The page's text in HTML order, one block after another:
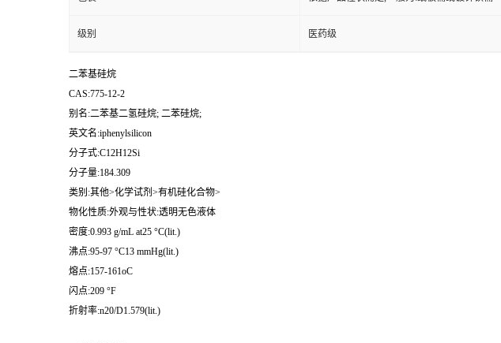
级别 医药级
二苯基硅烷
CAS:775-12-2
别名:二苯基二氢硅烷; 二苯硅烷;
英文名:iphenylsilicon
分子式:C12H12Si
分子量:184.309
类别:其他>化学试剂>有机硅化合物>
物化性质:外观与性状:透明无色液体
密度:0.993 g/mL at25 °C(lit.)
沸点:95-97 °C13 mmHg(lit.)
熔点:157-161oC
闪点:209 °F
折射率:n20/D1.579(lit.)